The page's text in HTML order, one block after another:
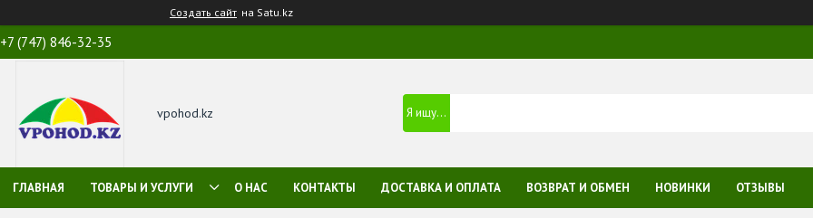
Создать сайт на Satu.kz
+7 (747) 846-32-35
vpohod.kz
ГЛАВНАЯ ТОВАРЫ И УСЛУГИ О НАС КОНТАКТЫ ДОСТАВКА И ОПЛАТА ВОЗВРАТ И ОБМЕН НОВИНКИ ОТЗЫВЫ